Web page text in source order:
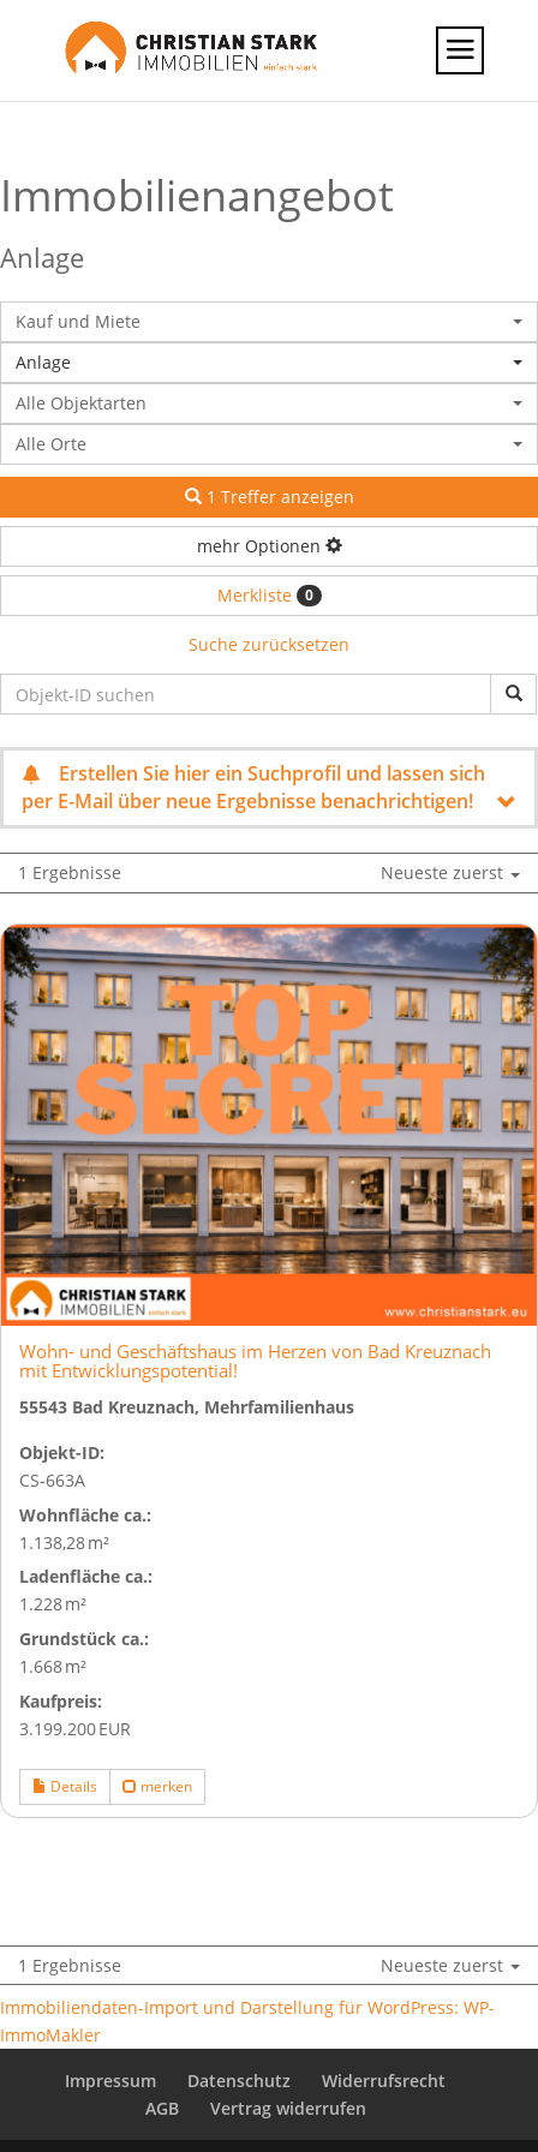
Immobilien­angebot
Anlage
Kauf und Miete
Anlage
Alle Objektarten
Alle Orte
1 Treffer anzeigen
mehr Optionen
Merkliste 0
Suche zurücksetzen
Erstellen Sie hier ein Suchprofil und lassen sich
per E-Mail über neue Ergebnisse benachrichtigen!
1 Ergebnisse Neueste zuerst
Wohn- und Geschäftshaus im Herzen von Bad Kreuznach
mit Entwicklungspotential!
55543 Bad Kreuznach, Mehrfamilienhaus
Objekt-ID:
CS-663A
Wohnfläche ca.:
1.138,28 m²
Ladenfläche ca.:
1.228 m²
Grund­stück ca.:
1.668 m²
Kaufpreis:
3.199.200 EUR
Details merken
1 Ergebnisse
Neueste zuerst
Immobiliendaten-Import und Darstellung für WordPress: WP-
ImmoMakler
Impressum
Datenschutz
Widerrufsrecht
AGB
Vertrag widerrufen